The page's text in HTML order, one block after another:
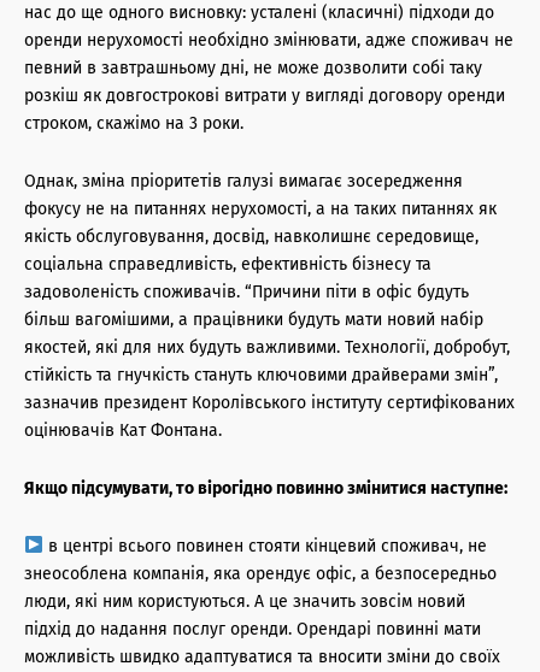
нас до ще одного висновку: усталені (класичні) підходи до
оренди нерухомості необхідно змінювати, адже споживач не
певний в завтрашньому дні, не може дозволити собі таку
розкіш як довгострокові витрати у вигляді договору оренди
строком, скажімо на 3 роки.
Однак, зміна пріоритетів галузі вимагає зосередження
фокусу не на питаннях нерухомості, а на таких питаннях як
якість обслуговування, досвід, навколишнє середовище,
соціальна справедливість, ефективність бізнесу та
задоволеність споживачів. “Причини піти в офіс будуть
більш вагомішими, а працівники будуть мати новий набір
якостей, які для них будуть важливими. Технології, добробут,
стійкість та гнучкість стануть ключовими драйверами змін”,
зазначив президент Королівського інституту сертифікованих
оцінювачів Кат Фонтана.
Якщо підсумувати, то вірогідно повинно змінитися наступне:
в центрі всього повинен стояти кінцевий споживач, не
знеособлена компанія, яка орендує офіс, а безпосередньо
люди, які ним користуються. А це значить зовсім новий
підхід до надання послуг оренди. Орендарі повинні мати
можливість швидко адаптуватися та вносити зміни до своїх